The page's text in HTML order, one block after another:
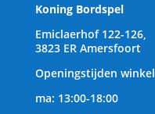
Koning Bordspel
Emiclaerhof 122-126,
3823 ER Amersfoort
Openingstijden winkel
ma: 13:00-18:00